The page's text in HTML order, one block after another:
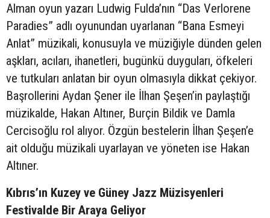
Alman oyun yazarı Ludwig Fulda’nın “Das Verlorene
Paradies” adlı oyunundan uyarlanan “Bana Esmeyi
Anlat” müzikali, konusuyla ve müziğiyle dünden gelen
aşkları, acıları, ihanetleri, bugünkü duyguları, öfkeleri
ve tutkuları anlatan bir oyun olmasıyla dikkat çekiyor.
Başrollerini Aydan Şener ile İlhan Şeşen’in paylaştığı
müzikalde, Hakan Altıner, Burçin Bildik ve Damla
Cercisoğlu rol alıyor. Özgün bestelerin İlhan Şeşen’e
ait olduğu müzikali uyarlayan ve yöneten ise Hakan
Altıner.
Kıbrıs’ın Kuzey ve Güney Jazz Müzisyenleri
Festivalde Bir Araya Geliyor